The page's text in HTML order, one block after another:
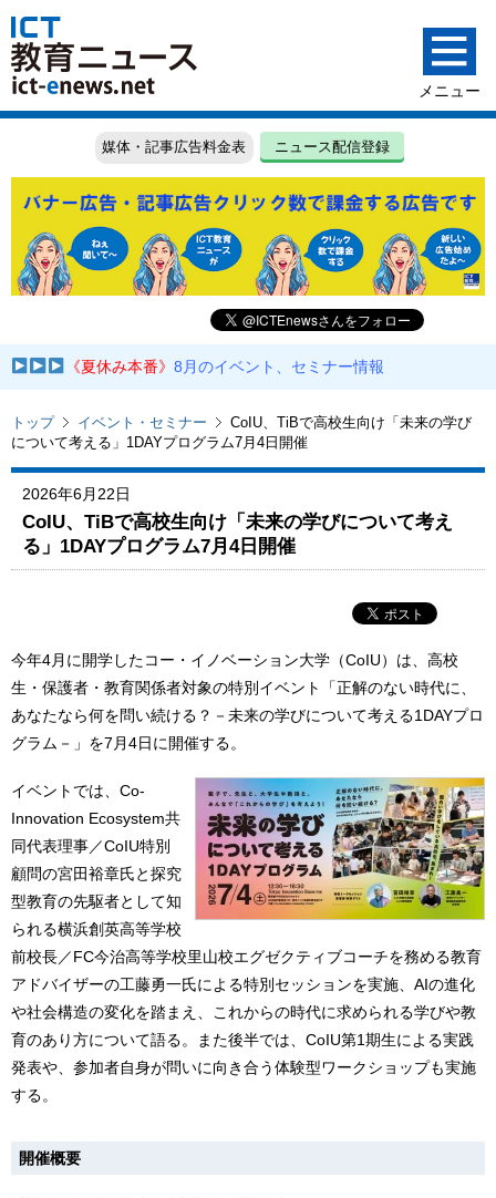
媒体・記事広告料金表 ニュース配信登録
《夏休み本番》8月のイベント、セミナー情報
トップ イベント・セミナー
CoIU、TiBで高校生向け「未来の学び
について考える」1DAYプログラム7月4日開催
2026年6月22日
CoIU、TiBで高校生向け「未来の学びについて考え
る」1DAYプログラム7月4日開催
今年4月に開学したコー・イノベーション大学（CoIU）は、高校
生・保護者・教育関係者対象の特別イベント「正解のない時代に、
あなたなら何を問い続ける？－未来の学びについて考える1DAYプロ
グラム－」を7月4日に開催する。
イベントでは、Co-
Innovation Ecosystem共
同代表理事／CoIU特別
顧問の宮田裕章氏と探究
型教育の先駆者として知
られる横浜創英高等学校
前校長／FC今治高等学校里山校エグゼクティブコーチを務める教育
アドバイザーの工藤勇一氏による特別セッションを実施、AIの進化
や社会構造の変化を踏まえ、これからの時代に求められる学びや教
育のあり方について語る。また後半では、CoIU第1期生による実践
発表や、参加者自身が問いに向き合う体験型ワークショップも実施
する。
開催概要